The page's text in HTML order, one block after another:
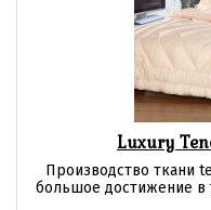
Luxury
Производство ткани
большое достижение в